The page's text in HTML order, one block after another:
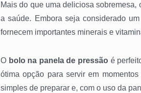
Mais do que uma deliciosa
a saúde. Embora seja considerado
fornecem importantes minerais e
O bolo na panela de pressão é
ótima opção para servir em
simples de preparar e, com o uso da